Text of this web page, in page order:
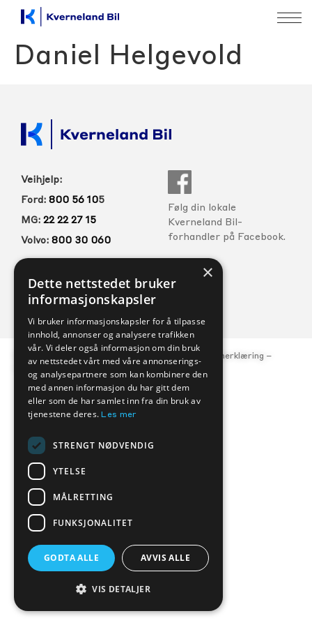
Daniel Helgevold
Veihjelp:
Ford: 800 56 105
MG: 22 22 27 15
Volvo: 800 30 060
Følg din lokale
Kverneland Bil-
forhandler på Facebook.
FORHANDLERE SERVICE
© Kverneland Bil, org.nr. 977 047 684 – Personvernerklæring –
×
Dette nettstedet bruker
informasjonskapsler
Vi bruker informasjonskapsler for å tilpasse
innhold, annonser og analysere trafikken
vår. Vi deler også informasjon om din bruk
av nettstedet vårt med våre annonserings-
og analysepartnere som kan kombinere den
med annen informasjon du har gitt dem
eller som de har samlet inn fra din bruk av
tjenestene deres.Les mer
STRENGT NØDVENDIG
YTELSE
MÅLRETTING
FUNKSJONALITET
GODTA ALLE AVVIS ALLE
VIS DETALJER